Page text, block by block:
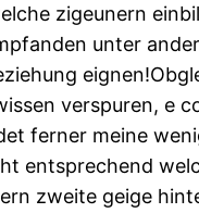
zigeunern
unter
verspuren, e
ferner meine
entsprechend
zweite geige